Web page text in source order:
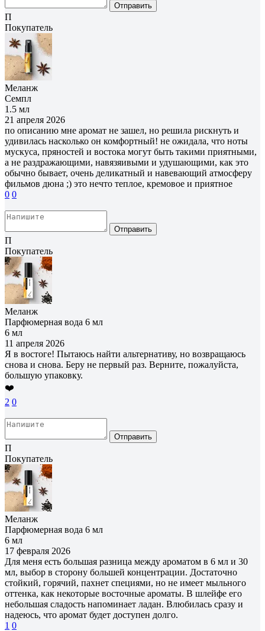
Отправить
П
Покупатель
Меланж
Семпл
1.5 мл
21 апреля 2026
по описанию мне аромат не зашел, но решила рискнуть и
удивилась насколько он комфортный! не ожидала, что ноты
мускуса, пряностей и востока могут быть такими приятными,
а не раздражающими, навязяивыми и удушающими, как это
обычно бывает, очень деликатный и навевающий атмосферу
фильмов дюна ;) это нечто теплое, кремовое и приятное
0 0
Отправить
П
Покупатель
Меланж
Парфюмерная вода 6 мл
6 мл
11 апреля 2026
Я в востоге! Пытаюсь найти альтернативу, но возвращаюсь
снова и снова. Беру не первый раз. Верните, пожалуйста,
большую упаковку.
❤️
2 0
Отправить
П
Покупатель
Меланж
Парфюмерная вода 6 мл
6 мл
17 февраля 2026
Для меня есть большая разница между ароматом в 6 мл и 30
мл, выбор в сторону большей концентрации. Достаточно
стойкий, горячий, пахнет специями, но не имеет мыльного
оттенка, как некоторые восточные ароматы. В шлейфе его
небольшая сладость напоминает ладан. Влюбилась сразу и
надеюсь, что аромат будет доступен долго.
1 0